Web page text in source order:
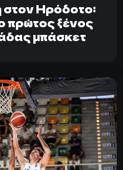
στον Ηρόδοτο:
πρώτος ξένος
μπάσκετ